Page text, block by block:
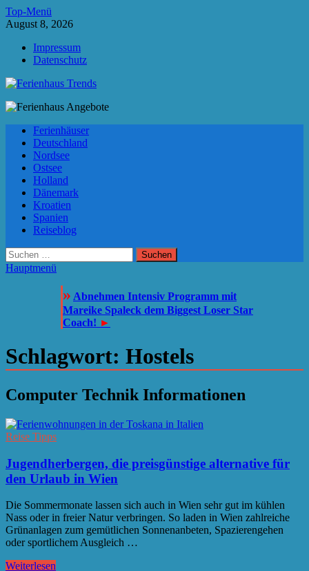
Zum
Inhalt
Top-Menü
August 8, 2026
Impressum
Datenschutz
Ferienhaus Trends
Ferienhäuser
Deutschland
Nordsee
Ostsee
Holland
Dänemark
Kroatien
Spanien
Reiseblog
Suchen
nach:
Hauptmenü
» Abnehmen Intensiv Programm mit
Mareike Spaleck dem Biggest Loser Star
Coach! ►
Schlagwort: Hostels
Computer Technik Informationen
Reise Tipps
Jugendherbergen, die preisgünstige alternative für
den Urlaub in Wien
Die Sommermonate lassen sich auch in Wien sehr gut im kühlen
Nass oder in freier Natur verbringen. So laden in Wien zahlreiche
Grünanlagen zum gemütlichen Sonnenanbeten, Spazierengehen
oder sportlichem Ausgleich …
Weiterlesen